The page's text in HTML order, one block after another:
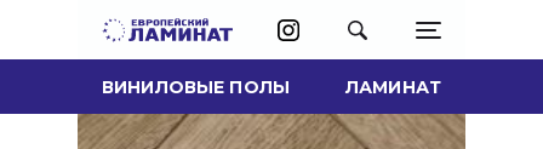
ВИНИЛОВЫЕ ПОЛЫ ЛАМИНАТ